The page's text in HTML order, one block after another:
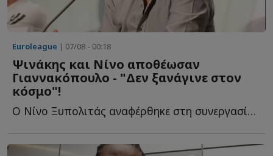
Euroleague | 07/08 - 00:18
Ψινάκης και Νίνο αποθέωσαν
Γιαννακόπουλο - "Δεν ξανάγινε στον
κόσμο"!
Ο Νίνο Ξυπολιτάς αναφέρθηκε στη συνεργασία του με τον Δ...